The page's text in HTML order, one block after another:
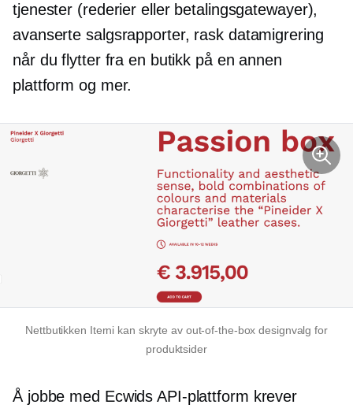
tjenester (rederier eller betalingsgatewayer),
avanserte salgsrapporter, rask datamigrering
når du flytter fra en butikk på en annen
plattform og mer.
Nettbutikken Iterni kan skryte av out-of-the-box designvalg for
produktsider
Å jobbe med Ecwids API-plattform krever